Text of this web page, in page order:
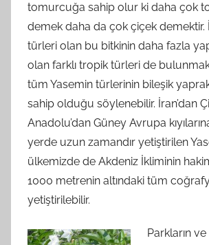
tomurcuğa sahip olur ki daha çok
demek daha da çok çiçek demektir.
türleri olan bu bitkinin daha fazla
olan farklı tropik türleri de
tüm Yasemin türlerinin bileşik
sahip olduğu söylenebilir. İran’dan
Anadolu’dan Güney Avrupa
yerde uzun zamandır yetiştirilen
ülkemizde de Akdeniz İkliminin
1000 metrenin altındaki tüm
yetiştirilebilir.
Parkların